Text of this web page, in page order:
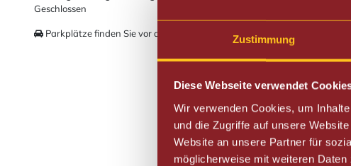
Zustimmung
Diese Webseite verwendet
Wir verwenden Cookies, um
und die Zugriffe auf unsere
Website an unsere Partner für
möglicherweise mit weiteren
Geschlossen
Parkplätze finden Sie vor dem Ladenlokal.